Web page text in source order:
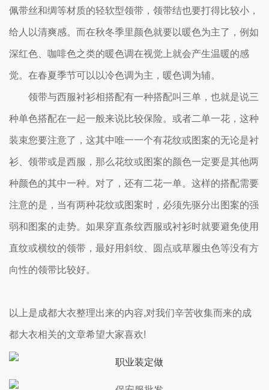
佩带丝和绸等材质的轻软型领带，领带结也要打得比较小，
给人以清爽感。而在秋冬季里颜色就要以暖色为主了，例如
深红色、咖啡色之类的暖色调在视觉上就会产生温暖的感
觉。在春夏季节可以以冷色调为主，暖色调为辅。
领带与西服衬衫相搭配有一种搭配叫三单，也就是说三
种单色搭配在一起一般来说比较保险。或者二单一花，这种
装束您要注意了，这其中唯一一个有花纹或图案的无论是衬
衫、领带或是西服，那么花纹或图案的颜色一定要是其他两
种颜色的其中一种。对了，还有二花一单。这样的搭配需要
注意的是，当有两种花纹或图案时，必须先驱分出图案的强
弱和图案的走势。如果穿直条纹西服或衬衫时就要避免使用
直纹或横纹的领带，最好用斜纹、圆点或草履虫色等没有方
向性的领带比较好。
以上是成都大衣整理出来的内容,对我们辛苦收集而来的成
都大衣相关的文章希望大家喜欢!